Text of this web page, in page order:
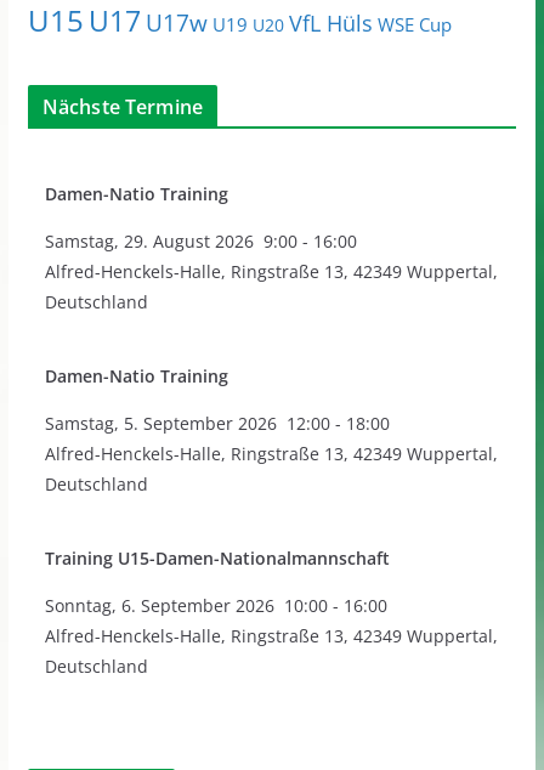
U15 U17 U17w U19 U20 VfL Hüls WSE Cup
Nächste Termine
Damen-Natio Training
Samstag, 29. August 2026 9:00- 16:00
Alfred-Henckels-Halle, Ringstraße 13, 42349 Wuppertal,
Deutschland
Damen-Natio Training
Samstag, 5. September 2026 12:00- 18:00
Alfred-Henckels-Halle, Ringstraße 13, 42349 Wuppertal,
Deutschland
Training U15-Damen-Nationalmannschaft
Sonntag, 6. September 2026 10:00- 16:00
Alfred-Henckels-Halle, Ringstraße 13, 42349 Wuppertal,
Deutschland